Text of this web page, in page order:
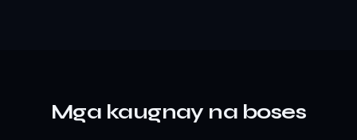
Mga kaugnay na boses